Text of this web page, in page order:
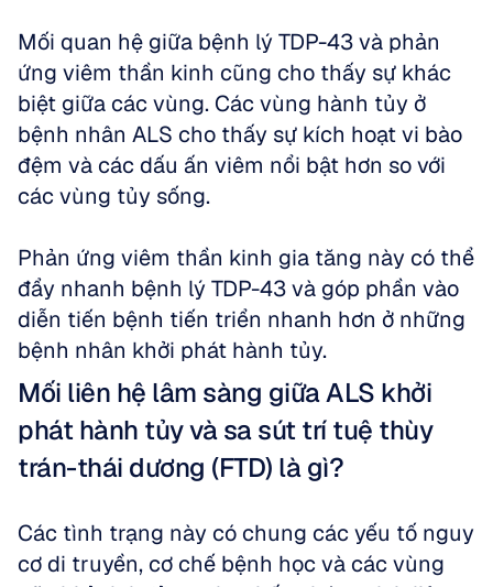
Mối quan hệ giữa bệnh lý TDP-43 và phản
ứng viêm thần kinh cũng cho thấy sự khác
biệt giữa các vùng. Các vùng hành tủy ở
bệnh nhân ALS cho thấy sự kích hoạt vi bào
đệm và các dấu ấn viêm nổi bật hơn so với
các vùng tủy sống.
Phản ứng viêm thần kinh gia tăng này có thể
đẩy nhanh bệnh lý TDP-43 và góp phần vào
diễn tiến bệnh tiến triển nhanh hơn ở những
bệnh nhân khởi phát hành tủy.
Mối liên hệ lâm sàng giữa ALS khởi
phát hành tủy và sa sút trí tuệ thùy
trán-thái dương (FTD) là gì?
Các tình trạng này có chung các yếu tố nguy
cơ di truyền, cơ chế bệnh học và các vùng